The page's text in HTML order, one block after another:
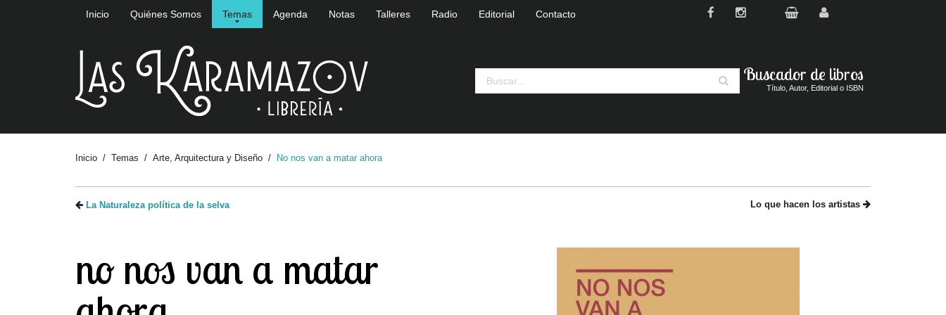
Inicio Quiénes Somos Temas Agenda Notas Talleres Radio Editorial Contacto
Buscador de libros
Título, Autor, Editorial o ISBN
Inicio Temas Arte, Arquitectura y Diseño No nos van a matar ahora
La Naturaleza política de la selva Lo que hacen los artistas
no nos van a matar